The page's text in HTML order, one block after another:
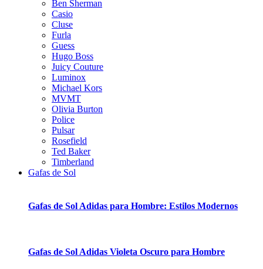
Ben Sherman
Casio
Cluse
Furla
Guess
Hugo Boss
Juicy Couture
Luminox
Michael Kors
MVMT
Olivia Burton
Police
Pulsar
Rosefield
Ted Baker
Timberland
Gafas de Sol
Gafas de Sol Adidas para Hombre: Estilos Modernos
Gafas de Sol Adidas Violeta Oscuro para Hombre